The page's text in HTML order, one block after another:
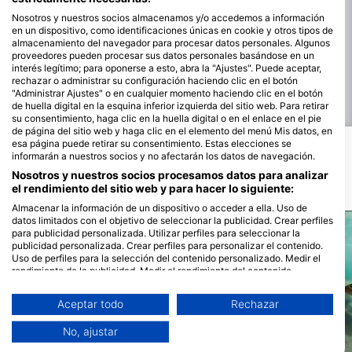
profundo de la exposición al oxígeno, la
planificación de gases y los ajustes del
ordenador.Dry Suit Diving: esencial para bucear
en el Reino Unido. La especialidad completa
incluye aprendizaje digital, orientación en la
piscina y dos inmersiones de formación en aguas
abiertas, que te proporcionarán las habilidades y
la confianza necesarias para bucear en seco con
seguridad y comodidad.Estas actualizaciones
garantizan que estás completamente certificado,
no sólo introducido en las habilidades.Qué
incluyeMateriales del aprendizaje digital que
puedes empezar en cualquier momentoCinco
inmersiones de aventura en aguas abiertas
(Profundas + Navigation + tres optativas).Todo el
equipo de buceo necesario para las inmersiones
de formación.El entrenamiento del instructor se
centra en la confianza, el control y la
progresiónCertificación al finalizar con
éxitoCertificaciónUna vez certificado, estarás
cualificado para bucear hasta 30 metros, lo que te
abrirá un abanico más amplio de lugares de buceo
en el Reino Unido y en el extranjero. Es un paso
significativo hacia especialidades como Deep
encarecidamente el uso de trajes
secos.Aprenderás a elegir y usar un traje seco, a
controlar la flotabilidad con tu chaleco y el traje, a
gestionar los ascensos y descensos, y a aplicar
los procedimientos de emergencia específicos del
buceo con traje seco. Este curso es ideal para
buceadores que quieran mantenerse calientes,
alargar la temporada y explorar más lugares de
buceo del Reino Unido con confianza.
Freediver
El curso SSI Freediver te introduce en los
fundamentos del buceo de apnea. Aprenderás a
relajarte, a respirar de forma eficiente, a mejorar tu
capacidad para aguantar la respiración y a realizar
inmersiones seguras y controladas utilizando
únicamente tu cuerpo y tu respiración.Este curso
es ideal para cualquiera que quiera explorar el
mundo submarino sin equipo de buceo, ganar
confianza en el agua y sentar las bases para
avanzar en el Freediving a mayor profundidad.
23 de agosto de 2026 +2 más
375,00 GBP
Ver más
Posibles avistamientos de fauna
Los avistamientos de vida marina se basan en el contenido generado por
los usuarios
iStock-Zocha_K
Esturión
Shutterstock-divedog
Nosotros y nuestros socios almacenamos y/o accedemos a información
en un dispositivo, como identificaciones únicas en cookie y otros tipos de
almacenamiento del navegador para procesar datos personales. Algunos
proveedores pueden procesar sus datos personales basándose en un
interés legítimo; para oponerse a esto, abra la "Ajustes". Puede aceptar,
rechazar o administrar su configuración haciendo clic en el botón
"Administrar Ajustes" o en cualquier momento haciendo clic en el botón
de huella digital en la esquina inferior izquierda del sitio web. Para retirar
su consentimiento, haga clic en la huella digital o en el enlace en el pie
de página del sitio web y haga clic en el elemento del menú Mis datos, en
esa página puede retirar su consentimiento. Estas elecciones se
informarán a nuestros socios y no afectarán los datos de navegación.
Nosotros y nuestros socios procesamos datos para analizar
el rendimiento del sitio web y para hacer lo siguiente:
Almacenar la información de un dispositivo o acceder a ella. Uso de
datos limitados con el objetivo de seleccionar la publicidad. Crear perfiles
para publicidad personalizada. Utilizar perfiles para seleccionar la
publicidad personalizada. Crear perfiles para personalizar el contenido.
Uso de perfiles para la selección del contenido personalizado. Medir el
rendimiento de la publicidad. Medir el rendimiento del contenido.
combinación de datos procedentes de diferentes fuentes. Desarrollo y
mejora de los servicios. Uso de datos limitados con el objetivo de
seleccionar el contenido.
Puede encontrar más información sobre el uso de datos por parte de
Aceptar todo Rechazar
No, ajustar